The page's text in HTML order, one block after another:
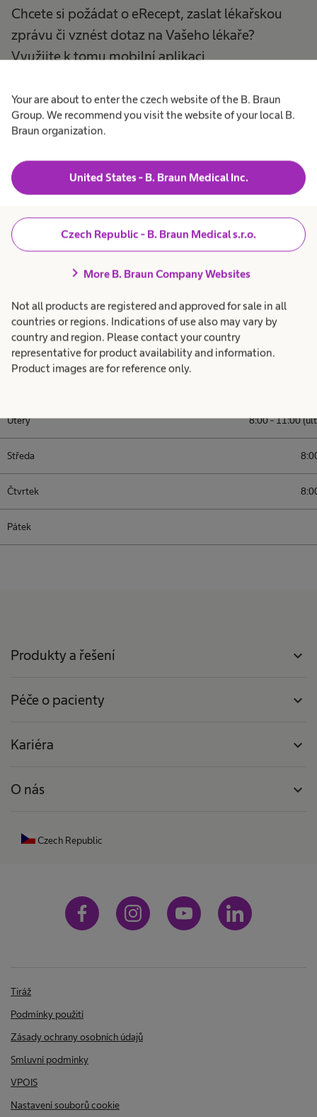
Your are about to enter the czech website of the B. Braun
Group. We recommend you visit the website of your local B.
Braun organization.
United States - B. Braun Medical Inc.
Czech Republic - B. Braun Medical s.r.o.
chevron_right More B. Braun Company Websites
Not all products are registered and approved for sale in all
countries or regions. Indications of use also may vary by
country and region. Please contact your country
representative for product availability and information.
Product images are for reference only.
Chcete si požádat o eRecept, zaslat lékařskou
zprávu či vznést dotaz na Vašeho lékaře?
Využijte k tomu mobilní aplikaci
App StoreneboGoogle Play.
Pokud si nevíte rady, postupujte podle
videonávodů.
Ordinační doba
Úterý 8:00 - 11:00
Středa
Čtvrtek
Pátek
Produkty a řešení expand_more
Péče o pacienty expand_more
Kariéra expand_more
O nás expand_more
Czech Republic
Tiráž
Podmínky použití
Zásady ochrany osobních údajů
Smluvní podmínky
VPOIS
Nastavení souborů cookie